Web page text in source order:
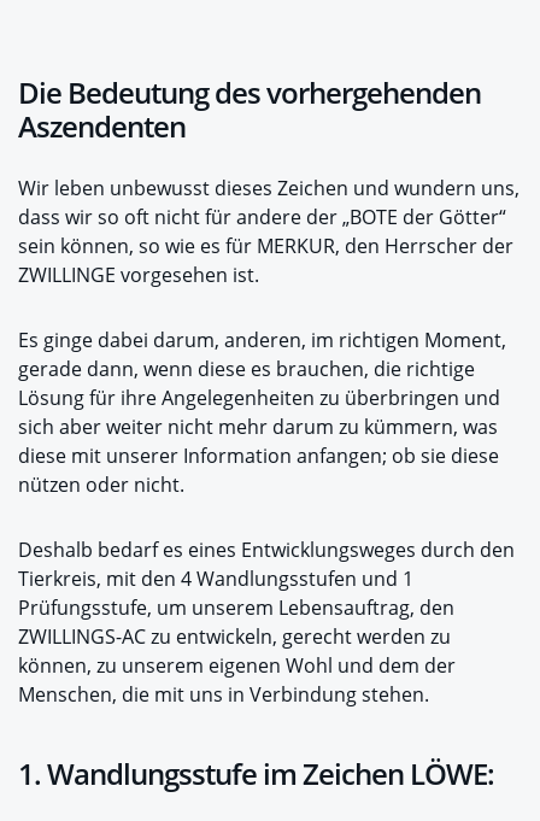
Die Bedeutung des vorhergehenden
Aszendenten
Wir leben unbewusst dieses Zeichen und wundern uns,
dass wir so oft nicht für andere der „BOTE der Götter“
sein können, so wie es für MERKUR, den Herrscher der
ZWILLINGE vorgesehen ist.
Es ginge dabei darum, anderen, im richtigen Moment,
gerade dann, wenn diese es brauchen, die richtige
Lösung für ihre Angelegenheiten zu überbringen und
sich aber weiter nicht mehr darum zu kümmern, was
diese mit unserer Information anfangen; ob sie diese
nützen oder nicht.
Deshalb bedarf es eines Entwicklungsweges durch den
Tierkreis, mit den 4 Wandlungsstufen und 1
Prüfungsstufe, um unserem Lebensauftrag, den
ZWILLINGS-AC zu entwickeln, gerecht werden zu
können, zu unserem eigenen Wohl und dem der
Menschen, die mit uns in Verbindung stehen.
1. Wandlungsstufe im Zeichen LÖWE: